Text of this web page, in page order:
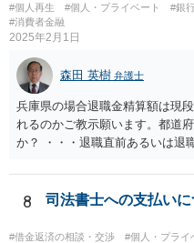
#個人再生 #個人・プライベート #銀
#消費者金融
2025年2月1日
森田 英樹 弁護士
兵庫県の場合退職金精算額は現
れるのかご教示願います。都道
か？ ・・・退職直前あるいは
準でしょう。 また着手して頂い
でしょうか？ ・・・受任通知
回答されるまで ２か月程度
てが可能で しっかりした申立
8 司法書士への支払いに
#借金返済の相談・交渉 #個人・プライ